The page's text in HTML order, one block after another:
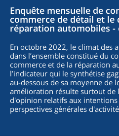
Enquête mensuelle de
commerce de détail et le
réparation automobiles -
En octobre 2022, le climat des
dans l’ensemble constitué du
commerce et de la réparation
l’indicateur qui le synthétise
au-dessous de sa moyenne de
amélioration résulte surtout de
d'opinion relatifs aux
perspectives générales